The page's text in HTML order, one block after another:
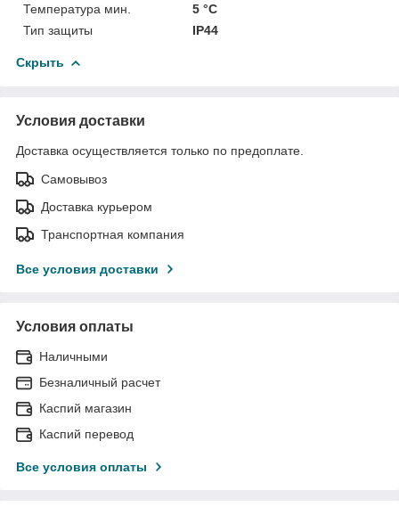
Температура мин.
5 °С
Тип защиты
IP44
Скрыть
Условия доставки
Доставка осуществляется только по предоплате.
Самовывоз
Доставка курьером
Транспортная компания
Все условия доставки
Условия оплаты
Наличными
Безналичный расчет
Каспий магазин
Каспий перевод
Все условия оплаты